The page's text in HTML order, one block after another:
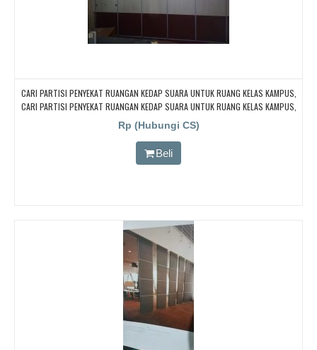
CARI PARTISI PENYEKAT RUANGAN KEDAP SUARA UNTUK RUANG KELAS KAMPUS,
CARI PARTISI PENYEKAT RUANGAN KEDAP SUARA UNTUK RUANG KELAS KAMPUS,
CARI PARTISI PENYEKAT RUANGAN KEDAP SUARA UNTUK RUANG KELAS KAMPUS,
CARI PARTISI PENYEKAT RUANGAN KEDAP SUARA UNTUK RUANG KELAS KAMPUS,
CARI PARTISI PENYEKAT RUANGAN KEDAP SUARA UNTUK RUANG KELAS KAMPUS
Rp (Hubungi CS)
Beli